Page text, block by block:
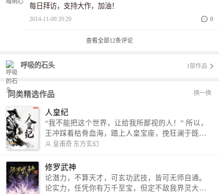
每日拜访，支持大作，加油！
2014-11-09 20:29 0
查看全部12条评论
呼吸的石头 1部作品
同类精选作品 换一换
人皇纪
“我不能把这个世界，让给我所鄙视的人！” 所以，
王冲踩着枯骨血海，踏上人皇宝座，挽狂澜于既
倒，扶大厦之将倾，成就了一段无上的传说！ 微信
微博：皇甫奇（地址：http://weibo.com/u/25284575
87） QQ交流群：320238210【普通群】 574501330
【VIP订阅群】 欢迎大家关注。
皇甫奇 东方玄幻
修罗武神
论潜力，不算天才，可玄功武技，皆可无师自通。
论实力，任凭你有万千至宝，但定不敌我界灵大